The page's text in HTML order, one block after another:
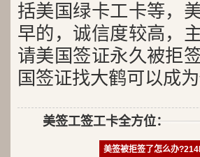
括美国绿卡工卡等，
早的，诚信度较高，
请美国签证永久被拒
国签证找大鹤可以成
美签工签工卡全方位：
美签被拒签了怎么办